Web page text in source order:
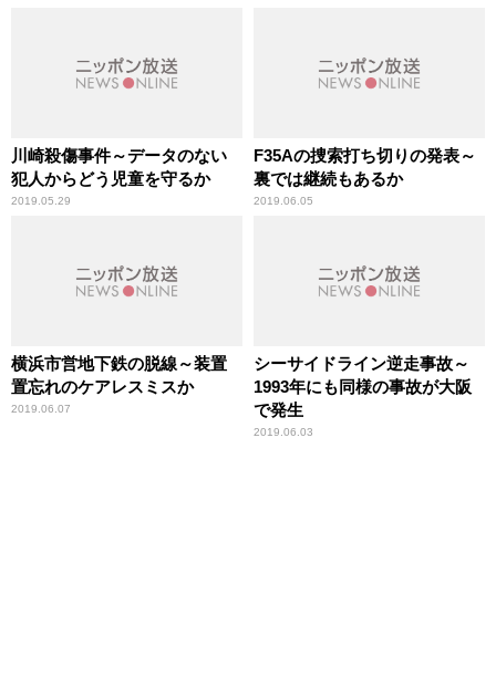
川崎殺傷事件～データのない
犯人からどう児童を守るか
2019.05.29
F35Aの捜索打ち切りの発表～
裏では継続もあるか
2019.06.05
横浜市営地下鉄の脱線～装置
置忘れのケアレスミスか
2019.06.07
シーサイドライン逆走事故～
1993年にも同様の事故が大阪
で発生
2019.06.03